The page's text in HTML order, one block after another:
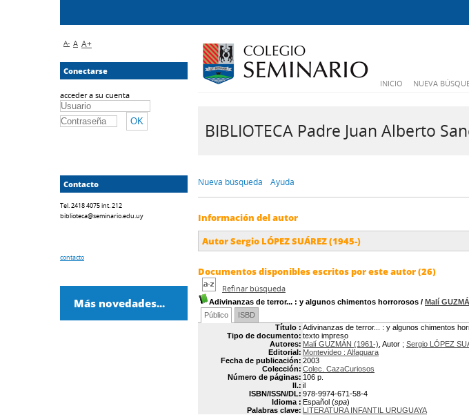
INICIO NUEVA
BIBLIOTECA Padre Juan Alberto
Nueva búsqueda Ayuda
Información del autor
Autor Sergio LÓPEZ SUÁREZ (1945-)
Documentos disponibles escritos por este autor (26)
Refinar búsqueda
Adivinanzas de terror... : y algunos chimentos horrorosos / Malí
Público
ISBD
Título : Adivinanzas de terror... : y algunos chimentos
Tipo de documento: texto impreso
Autores: Malí GUZMÁN (1961-) , Autor ; Sergio LÓPEZ
Editorial: Montevideo : Alfaguara
Fecha de publicación: 2003
Colección: Colec. CazaCuriosos
Número de páginas: 106 p.
Il.: il
ISBN/ISSN/DL: 978-9974-671-58-4
Idioma : Español (spa)
Palabras clave: LITERATURA INFANTIL URUGUAYA
A- A A+
Conectarse
acceder a su cuenta
Contacto
Tel. 2418 4075 int. 212
biblioteca@seminario.edu.uy
contacto
Más novedades...